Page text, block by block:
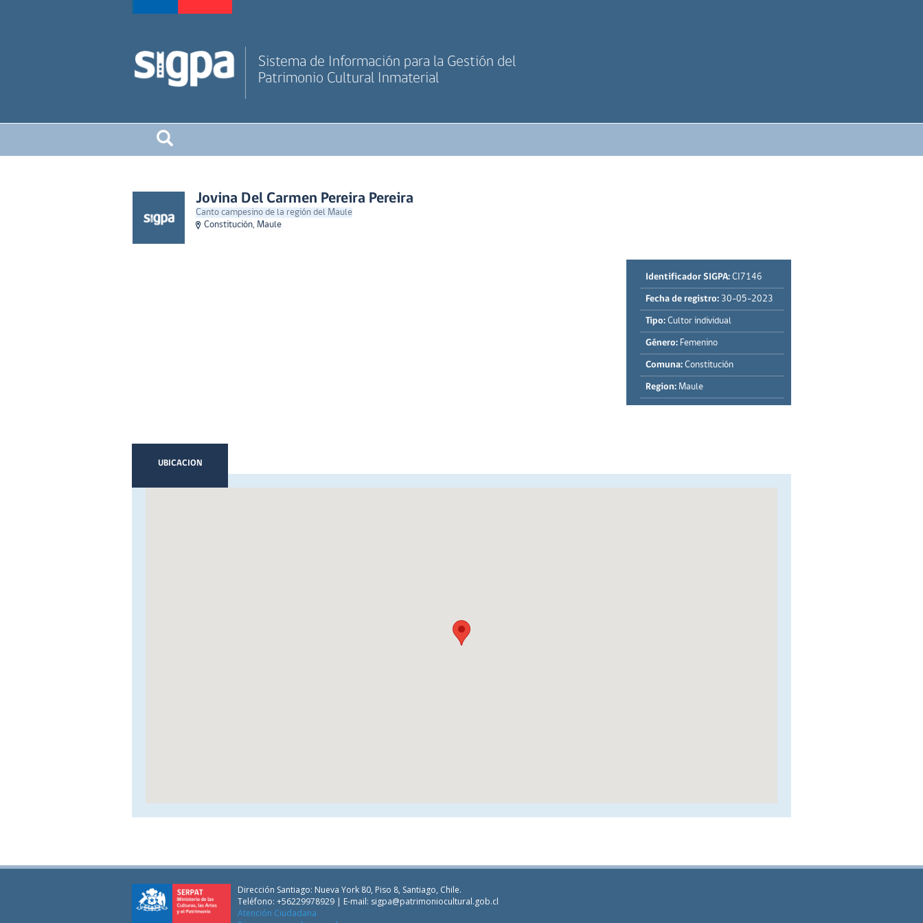
Sistema de Información para la Gestión del
Patrimonio Cultural Inmaterial
Jovina Del Carmen Pereira Pereira
Canto campesino de la región del Maule
Constitución, Maule
Identificador SIGPA: CI7146
Fecha de registro: 30-05-2023
Tipo: Cultor individual
Género: Femenino
Comuna: Constitución
Region: Maule
UBICACION
Dirección Santiago: Nueva York 80, Piso 8, Santiago, Chile.
Teléfono: +56229978929 | E-mail: sigpa@patrimoniocultural.gob.cl
Atención Ciudadana